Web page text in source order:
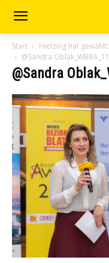
Start
Hietzing hat
@Sandra
@Sandra